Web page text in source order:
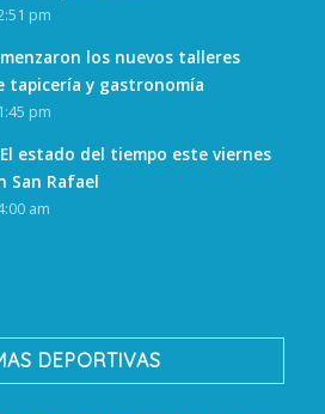
pm
los nuevos talleres
tapicería y gastronomía
pm
El estado del tiempo este viernes
San Rafael
am
DEPORTIVAS